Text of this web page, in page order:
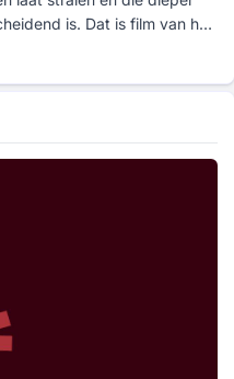
is. Dat is film van het